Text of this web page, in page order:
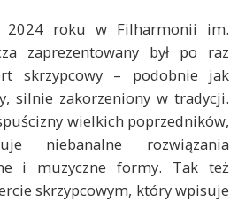
2024 roku w Filharmonii im.
zaprezentowany był po raz
skrzypcowy – podobnie jak
silnie zakorzeniony w tradycji.
wielkich poprzedników,
niebanalne rozwiązania
i muzyczne formy. Tak też
skrzypcowym, który wpisuje